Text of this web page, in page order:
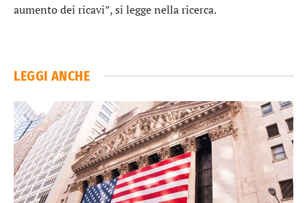
aumento dei ricavi”, si legge nella ricerca.
LEGGI ANCHE